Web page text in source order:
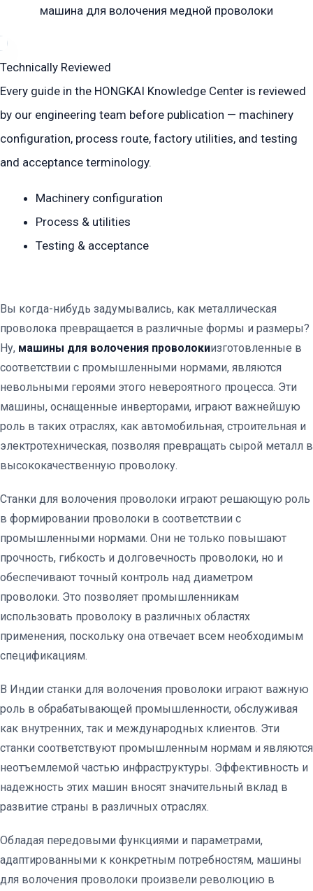
машина для волочения медной проволоки
Technically Reviewed
Every guide in the HONGKAI Knowledge Center is reviewed
by our engineering team before publication — machinery
configuration, process route, factory utilities, and testing
and acceptance terminology.
Machinery configuration
Process & utilities
Testing & acceptance
Вы когда-нибудь задумывались, как металлическая
проволока превращается в различные формы и размеры?
Ну, машины для волочения проволокиизготовленные в
соответствии с промышленными нормами, являются
невольными героями этого невероятного процесса. Эти
машины, оснащенные инверторами, играют важнейшую
роль в таких отраслях, как автомобильная, строительная и
электротехническая, позволяя превращать сырой металл в
высококачественную проволоку.
Станки для волочения проволоки играют решающую роль
в формировании проволоки в соответствии с
промышленными нормами. Они не только повышают
прочность, гибкость и долговечность проволоки, но и
обеспечивают точный контроль над диаметром
проволоки. Это позволяет промышленникам
использовать проволоку в различных областях
применения, поскольку она отвечает всем необходимым
спецификациям.
В Индии станки для волочения проволоки играют важную
роль в обрабатывающей промышленности, обслуживая
как внутренних, так и международных клиентов. Эти
станки соответствуют промышленным нормам и являются
неотъемлемой частью инфраструктуры. Эффективность и
надежность этих машин вносят значительный вклад в
развитие страны в различных отраслях.
Обладая передовыми функциями и параметрами,
адаптированными к конкретным потребностям, машины
для волочения проволоки произвели революцию в